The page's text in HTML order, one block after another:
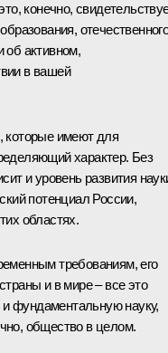
конечно,
об активном,
в вашей
которые имеют для
характер. Без
и уровень развития
потенциал России,
областях.
требованиям, его
и в мире – все это
и фундаментальную науку,
общество в целом.